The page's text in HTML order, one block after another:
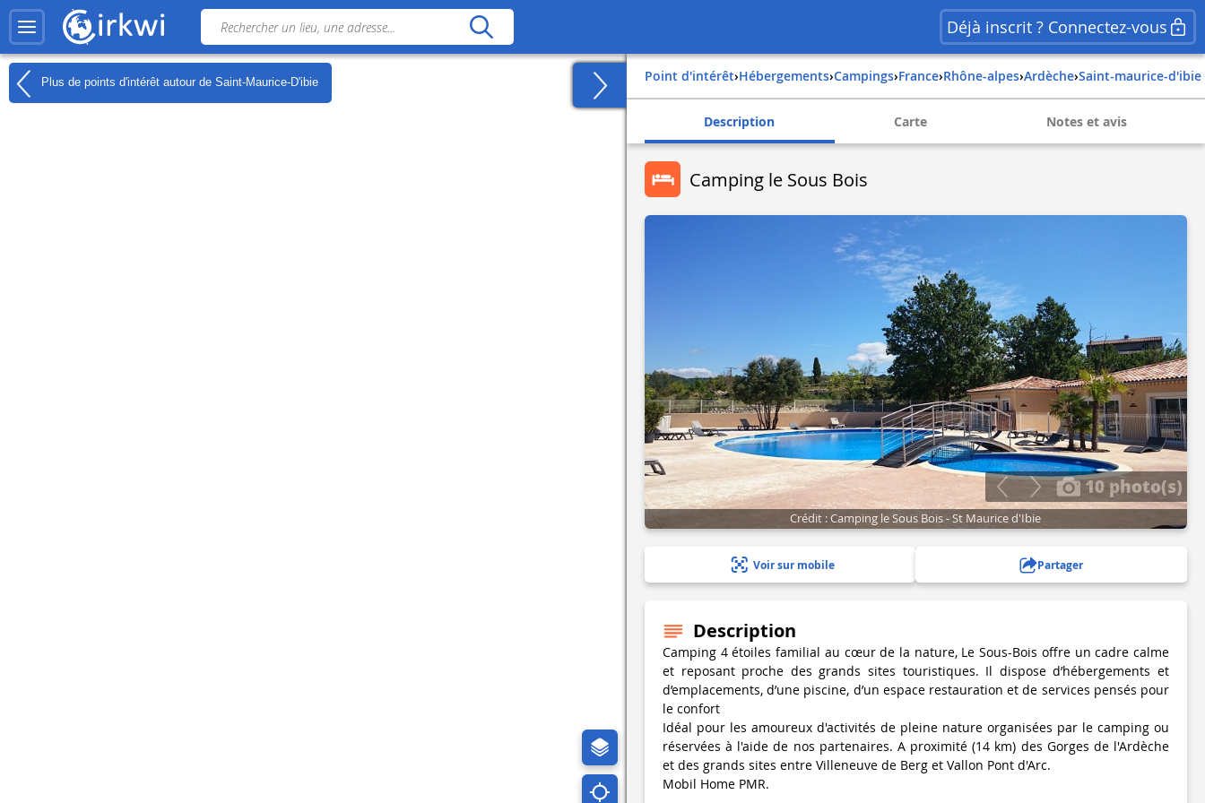
Déjà inscrit ? Connectez-vous
Plus de points d'intérêt autour de Saint-Maurice-D'ibie Point d'intérêt› Hébergements› Campings› france› rhône-alpes› ardèche› saint-maurice-d'ibie
Description Carte Notes et avis
Camping le Sous Bois
10 photo(s)
Crédit : Camping le Sous Bois - St Maurice d'Ibie
Voir sur mobile Partager
Description
Camping 4 étoiles familial au cœur de la nature, Le Sous-Bois offre un cadre calme
et reposant proche des grands sites touristiques. Il dispose d’hébergements et
d’emplacements, d’une piscine, d’un espace restauration et de services pensés pour
le confort
Idéal pour les amoureux d'activités de pleine nature organisées par le camping ou
réservées à l'aide de nos partenaires. A proximité (14 km) des Gorges de l'Ardèche
et des grands sites entre Villeneuve de Berg et Vallon Pont d'Arc.
Mobil Home PMR.